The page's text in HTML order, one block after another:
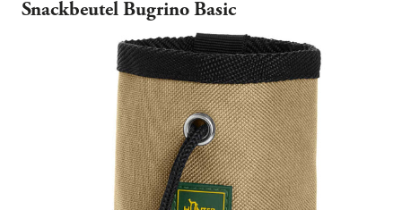
Snackbeutel Bugrino Basic